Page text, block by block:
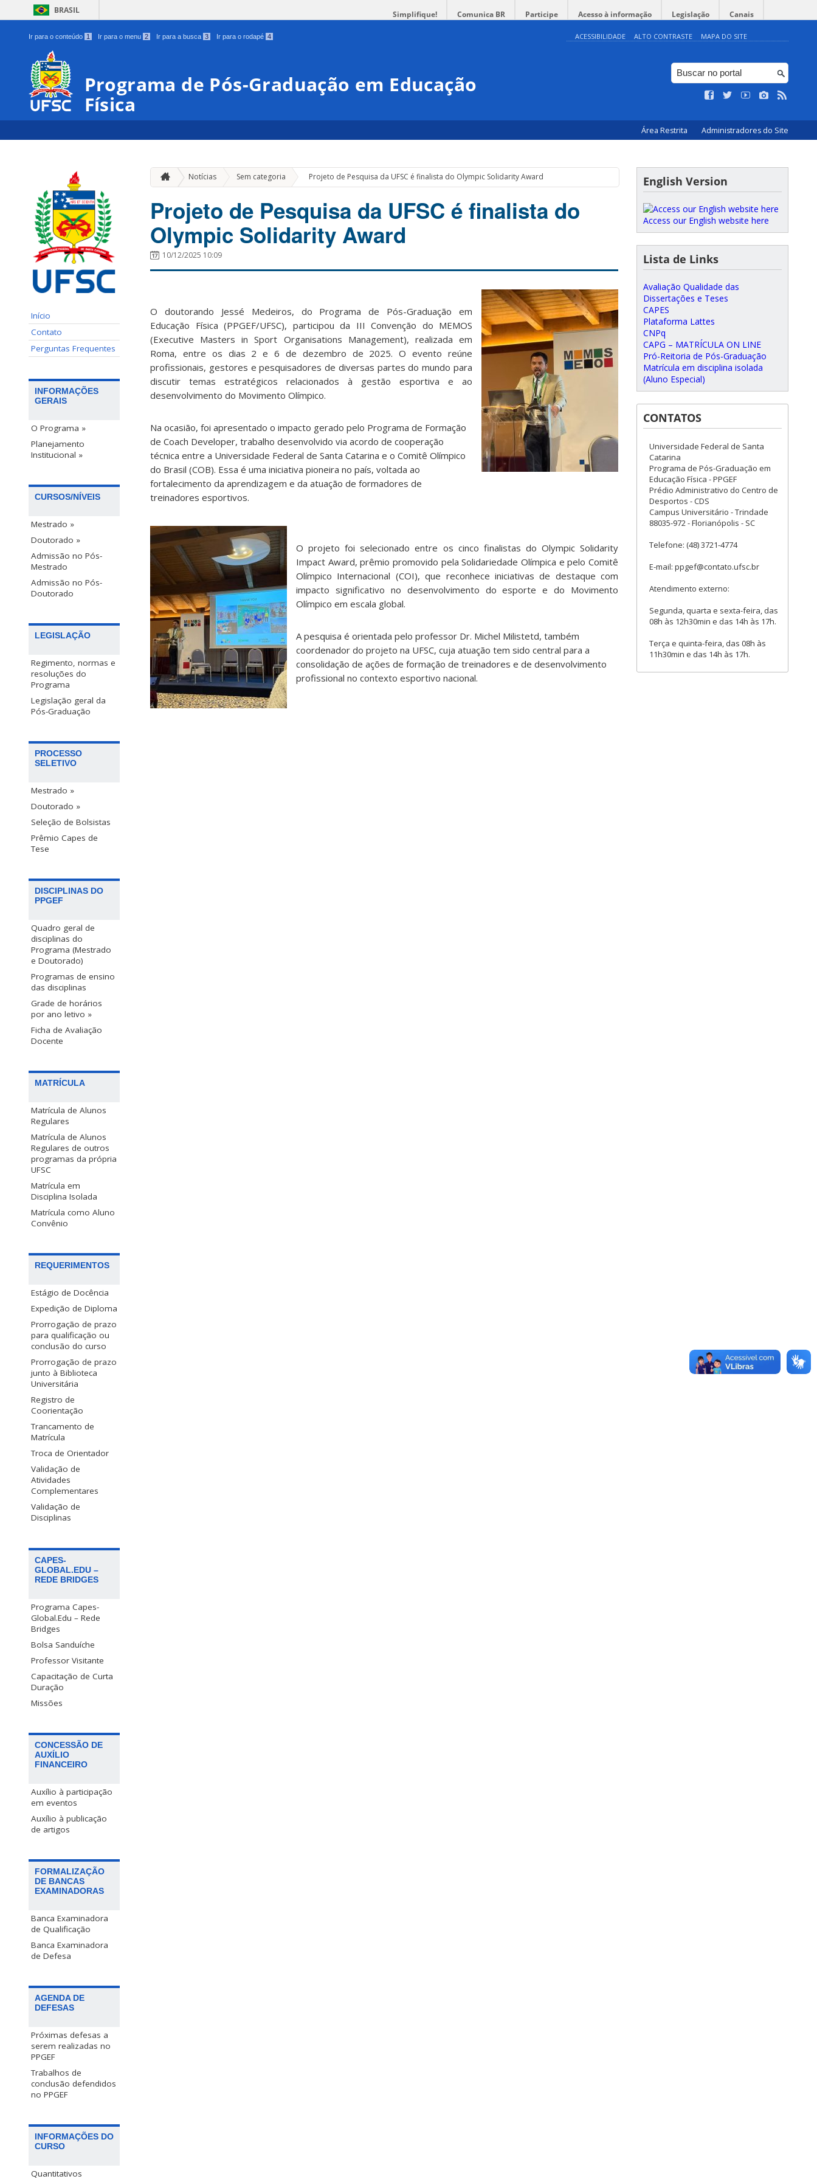
BRASIL Simplifique! Comunica BR Participe Acesso à informação Legislação Canais
Ir para o conteúdo 1 Ir para o menu 2 Ir para a busca 3 Ir para o rodapé 4 ACESSIBILIDADE ALTO CONTRASTE MAPA DO SITE
Programa de Pós-Graduação em Educação
Física
Área Restrita Administradores do Site
Início
Contato
Perguntas Frequentes
INFORMAÇÕES
GERAIS
O Programa »
Planejamento
Institucional »
CURSOS/NÍVEIS
Mestrado »
Doutorado »
Admissão no Pós-
Mestrado
Admissão no Pós-
Doutorado
LEGISLAÇÃO
Regimento, normas e
resoluções do
Programa
Legislação geral da
Pós-Graduação
PROCESSO
SELETIVO
Mestrado »
Doutorado »
Seleção de Bolsistas
Prêmio Capes de
Tese
DISCIPLINAS DO
PPGEF
Quadro geral de
disciplinas do
Programa (Mestrado
e Doutorado)
Programas de ensino
das disciplinas
Grade de horários
por ano letivo »
Ficha de Avaliação
Docente
MATRÍCULA
Matrícula de Alunos
Regulares
Matrícula de Alunos
Regulares de outros
programas da própria
UFSC
Matrícula em
Disciplina Isolada
Matrícula como Aluno
Convênio
REQUERIMENTOS
Estágio de Docência
Expedição de Diploma
Prorrogação de prazo
para qualificação ou
conclusão do curso
Prorrogação de prazo
junto à Biblioteca
Universitária
Registro de
Coorientação
Trancamento de
Matrícula
Troca de Orientador
Validação de
Atividades
Complementares
Validação de
Disciplinas
CAPES-
GLOBAL.EDU –
REDE BRIDGES
Programa Capes-
Global.Edu – Rede
Bridges
Bolsa Sanduíche
Professor Visitante
Capacitação de Curta
Duração
Missões
CONCESSÃO DE
AUXÍLIO
FINANCEIRO
Auxílio à participação
em eventos
Auxílio à publicação
de artigos
FORMALIZAÇÃO
DE BANCAS
EXAMINADORAS
Banca Examinadora
de Qualificação
Banca Examinadora
de Defesa
AGENDA DE
DEFESAS
Próximas defesas a
serem realizadas no
PPGEF
Trabalhos de
conclusão defendidos
no PPGEF
INFORMAÇÕES DO
CURSO
Quantitativos
Notícias Sem categoria » Projeto de Pesquisa da UFSC é finalista do Olympic Solidarity Award
Projeto de Pesquisa da UFSC é finalista do
Olympic Solidarity Award
10/12/2025 10:09
O doutorando Jessé Medeiros, do Programa de Pós-Graduação em
Educação Física (PPGEF/UFSC), participou da III Convenção do MEMOS
(Executive Masters in Sport Organisations Management), realizada em
Roma, entre os dias 2 e 6 de dezembro de 2025. O evento reúne
profissionais, gestores e pesquisadores de diversas partes do mundo para
discutir temas estratégicos relacionados à gestão esportiva e ao
desenvolvimento do Movimento Olímpico.
Na ocasião, foi apresentado o impacto gerado pelo Programa de Formação
de Coach Developer, trabalho desenvolvido via acordo de cooperação
técnica entre a Universidade Federal de Santa Catarina e o Comitê Olímpico
do Brasil (COB). Essa é uma iniciativa pioneira no país, voltada ao
fortalecimento da aprendizagem e da atuação de formadores de
treinadores esportivos.
O projeto foi selecionado entre os cinco finalistas do Olympic Solidarity
Impact Award, prêmio promovido pela Solidariedade Olímpica e pelo Comitê
Olímpico Internacional (COI), que reconhece iniciativas de destaque com
impacto significativo no desenvolvimento do esporte e do Movimento
Olímpico em escala global.
A pesquisa é orientada pelo professor Dr. Michel Milistetd, também
coordenador do projeto na UFSC, cuja atuação tem sido central para a
consolidação de ações de formação de treinadores e de desenvolvimento
profissional no contexto esportivo nacional.
English Version
Access our English website here
Lista de Links
Avaliação Qualidade das
Dissertações e Teses
CAPES
Plataforma Lattes
CNPq
CAPG – MATRÍCULA ON LINE
Pró-Reitoria de Pós-Graduação
Matrícula em disciplina isolada
(Aluno Especial)
CONTATOS
Universidade Federal de Santa
Catarina
Programa de Pós-Graduação em
Educação Física - PPGEF
Prédio Administrativo do Centro de
Desportos - CDS
Campus Universitário - Trindade
88035-972 - Florianópolis - SC
Telefone: (48) 3721-4774
E-mail: ppgef@contato.ufsc.br
Atendimento externo:
Segunda, quarta e sexta-feira, das
08h às 12h30min e das 14h às 17h.
Terça e quinta-feira, das 08h às
11h30min e das 14h às 17h.